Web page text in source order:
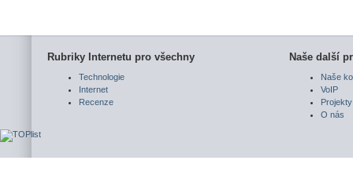
Rubriky Internetu pro všechny
Technologie
Internet
Recenze
Naše další
Naše
VoIP
Projekty
O nás